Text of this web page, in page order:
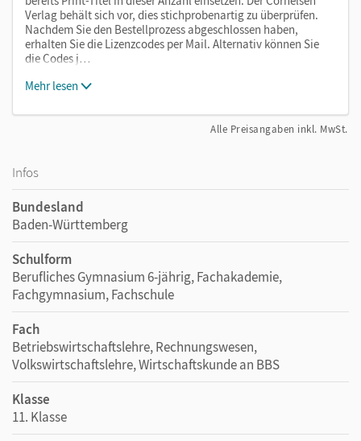
Verlag behält sich vor, dies stichprobenartig zu überprüfen.
Nachdem Sie den Bestellprozess abgeschlossen haben,
erhalten Sie die Lizenzcodes per Mail. Alternativ können Sie
die Codes j…
Mehr lesen
Alle Preisangaben inkl. MwSt.
Infos
Bundesland
Baden-Württemberg
Schulform
Berufliches Gymnasium 6-jährig, Fachakademie,
Fachgymnasium, Fachschule
Fach
Betriebswirtschaftslehre, Rechnungswesen,
Volkswirtschaftslehre, Wirtschaftskunde an BBS
Klasse
11. Klasse